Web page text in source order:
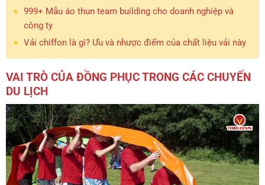
999+ Mẫu áo thun team building cho doanh nghiệp và
công ty
Vải chiffon là gì? Ưu và nhược điểm của chất liệu vải này
VAI TRÒ CỦA ĐỒNG PHỤC TRONG CÁC CHUYẾN
DU LỊCH